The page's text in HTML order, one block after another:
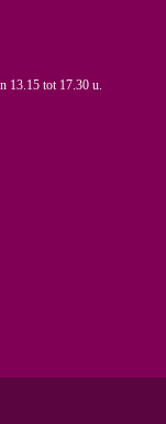
13.15 tot 17.30 u.